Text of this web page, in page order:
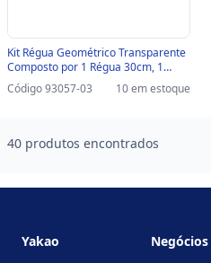
Kit Régua Geométrico Transparente
Composto por 1 Régua 30cm, 1
Transferidor 180°, 1 Transferidor
360° e 1 Esquadro 60° - Maxcril -
Código 93057-03 10 em estoque
40 produtos encontrados
Yakao Negócios